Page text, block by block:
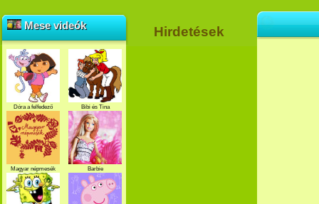
Mese videók
Dóra a felfedező Bibi és Tina
Magyar népmesék Barbie
Hirdetések